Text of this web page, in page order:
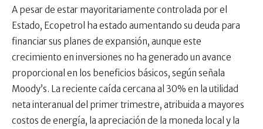
A pesar de estar mayoritariamente controlada por el
Estado, Ecopetrol ha estado aumentando su deuda para
financiar sus planes de expansión, aunque este
crecimiento en inversiones no ha generado un avance
proporcional en los beneficios básicos, según señala
Moody’s. La reciente caída cercana al 30% en la utilidad
neta interanual del primer trimestre, atribuida a mayores
costos de energía, la apreciación de la moneda local y la